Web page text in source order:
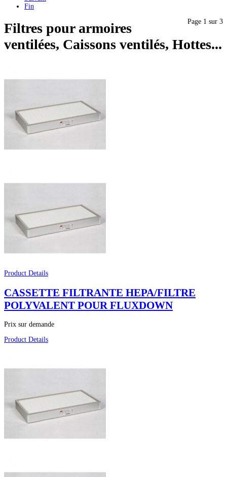
Fin
Page 1 sur 3
Filtres pour armoires
ventilées, Caissons ventilés, Hottes...
Product Details
CASSETTE FILTRANTE HEPA/FILTRE
POLYVALENT POUR FLUXDOWN
Prix sur demande
Product Details